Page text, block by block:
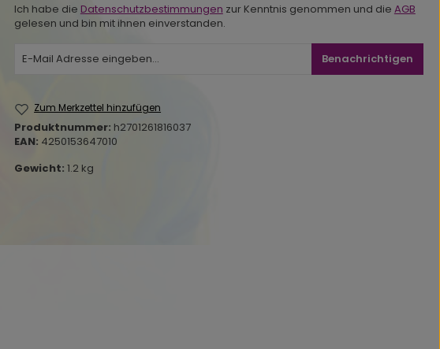
Ich habe die Datenschutzbestimmungen zur Kenntnis genommen und die AGB
gelesen und bin mit ihnen einverstanden.
Benachrichtigen
Zum Merkzettel hinzufügen
Produktnummer: h2701261816037
EAN: 4250153647010
Gewicht: 1.2 kg